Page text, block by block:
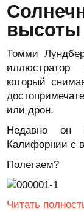
высоты
Томми
который
или дрон.
Недавно он
Калифорнии с
Полетаем?
Читать